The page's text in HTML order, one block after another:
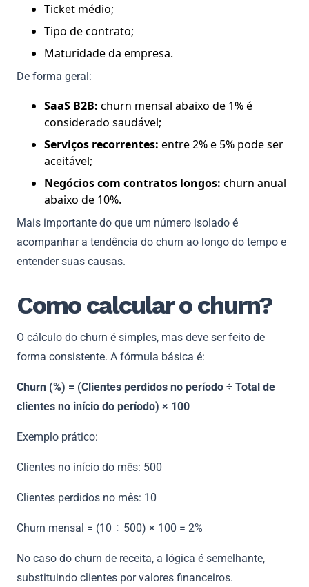
Ticket médio;
Tipo de contrato;
Maturidade da empresa.
De forma geral:
SaaS B2B: churn mensal abaixo de 1% é
considerado saudável;
Serviços recorrentes: entre 2% e 5% pode ser
aceitável;
Negócios com contratos longos: churn anual
abaixo de 10%.
Mais importante do que um número isolado é
acompanhar a tendência do churn ao longo do tempo e
entender suas causas.
Como calcular o churn?
O cálculo do churn é simples, mas deve ser feito de
forma consistente. A fórmula básica é:
Churn (%) = (Clientes perdidos no período ÷ Total de
clientes no início do período) × 100
Exemplo prático:
Clientes no início do mês: 500
Clientes perdidos no mês: 10
Churn mensal = (10 ÷ 500) × 100 = 2%
No caso do churn de receita, a lógica é semelhante,
substituindo clientes por valores financeiros.